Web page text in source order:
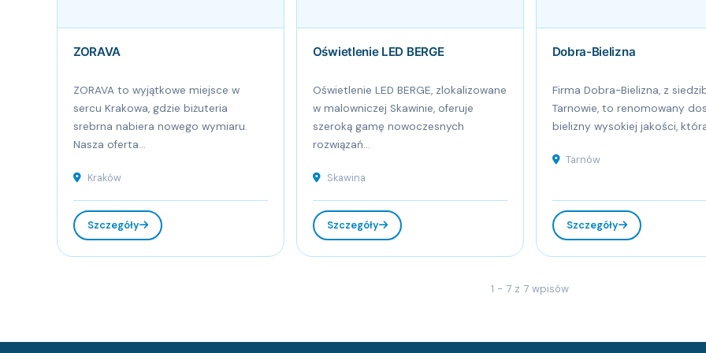
ZORAVA
ZORAVA to wyjątkowe miejsce w
sercu Krakowa, gdzie biżuteria
srebrna nabiera nowego wymiaru.
Nasza oferta...
Kraków
Szczegóły
Oświetlenie LED BERGE
Oświetlenie LED BERGE, zlokalizowane
w malowniczej Skawinie, oferuje
szeroką gamę nowoczesnych
rozwiązań...
Skawina
Szczegóły
Dobra-Bielizna
Firma Dobra-Bielizna, z
Tarnowie, to renomowany
bielizny wysokiej jakości,
Tarnów
Szczegóły
1 - 7 z 7 wpisów